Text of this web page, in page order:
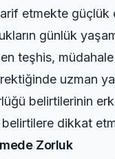
etmekte güçlük
günlük
teşhis, müdahale
uzman
belirtilerinin
dikkat
Zorluk